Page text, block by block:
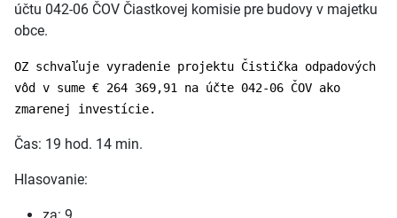
účtu 042-06 ČOV Čiastkovej komisie pre budovy v majetku
obce.
OZ schvaľuje vyradenie projektu Čistička odpadových
vôd v sume € 264 369,91 na účte 042-06 ČOV ako
zmarenej investície.
Čas: 19 hod. 14 min.
Hlasovanie: